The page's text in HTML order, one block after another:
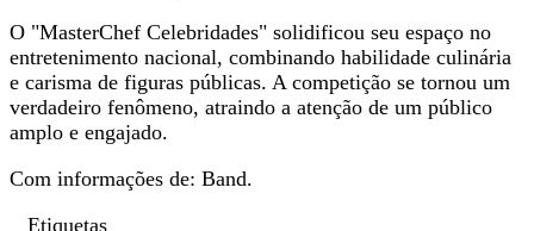
O "MasterChef Celebridades" solidificou seu espaço no
entretenimento nacional, combinando habilidade culinária
e carisma de figuras públicas. A competição se tornou um
verdadeiro fenômeno, atraindo a atenção de um público
amplo e engajado.
Com informações de: Band.
Etiquetas